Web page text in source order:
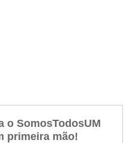
o SomosTodosUM
primeira mão!